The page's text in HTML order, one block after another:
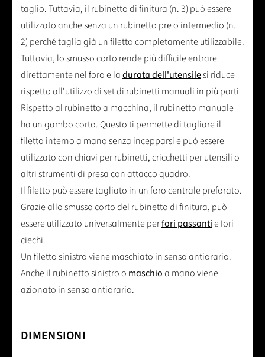
taglio. Tuttavia, il rubinetto di finitura (n. 3) può essere
utilizzato anche senza un rubinetto pre o intermedio (n.
2) perché taglia già un filetto completamente utilizzabile.
Tuttavia, lo smusso corto rende più difficile entrare
direttamente nel foro e ladurata dell'utensilesi riduce
rispetto all'utilizzo di set di rubinetti manuali in più parti
Rispetto al rubinetto a macchina, il rubinetto manuale
ha un gambo corto. Questo ti permette di tagliare il
filetto interno a mano senza incepparsi e può essere
utilizzato con chiavi per rubinetti, cricchetti per utensili o
altri strumenti di presa con attacco quadro.
Il filetto può essere tagliato in un foro centrale preforato.
Grazie allo smusso corto del rubinetto di finitura, può
essere utilizzato universalmente perfori passantie fori
ciechi.
Un filetto sinistro viene maschiato in senso antiorario.
Anche il rubinetto sinistro o maschioa mano viene
azionato in senso antiorario.
DIMENSIONI